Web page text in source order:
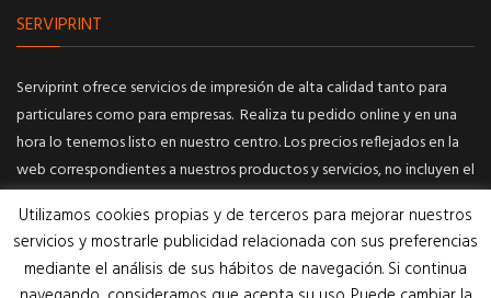
SERVIPRINT
Serviprint ofrece servicios de impresión de alta calidad tanto para
particulares como para empresas. Realiza tu pedido online y en una
hora lo tenemos listo en nuestro centro. Los precios reflejados en la
web correspondientes a nuestros productos y servicios, no incluyen el
IVA.
Portes de envío solo exclusivo para toda la península, consultar
precios.
Utilizamos cookies propias y de terceros para mejorar nuestros
servicios y mostrarle publicidad relacionada con sus preferencias
mediante el análisis de sus hábitos de navegación. Si continua